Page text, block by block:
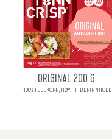
ORIGINAL 200 G
100% FULLKORN, HØYT FIBERINNHOLD